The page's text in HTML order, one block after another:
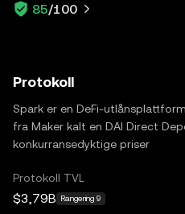
85/100
Protokoll
Spark er en DeFi-
fra Maker kalt en DAI Direct
konkurransedyktige priser
Protokoll TVL
$3,79B Rangering 9